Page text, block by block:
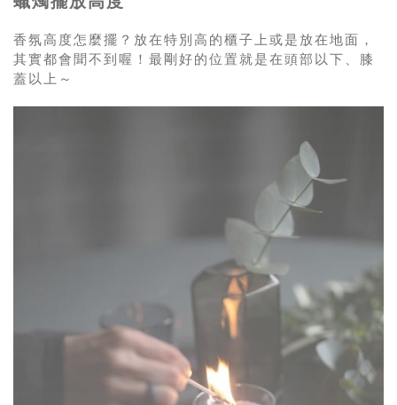
香氛高度怎麼擺？放在特別高的櫃子上或是放在地面，
其實都會聞不到喔！最剛好的位置就是在頭部以下、膝
蓋以上～